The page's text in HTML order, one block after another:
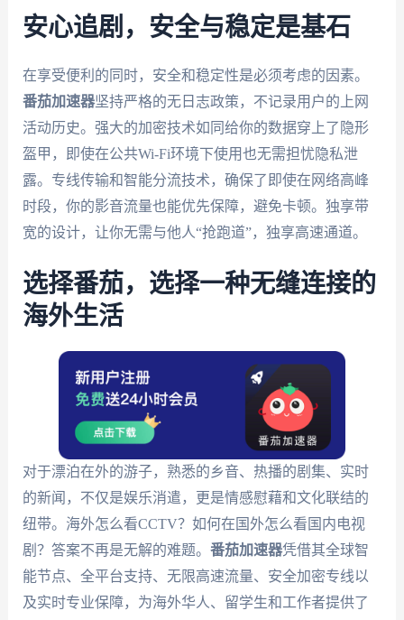
安心追剧，安全与稳定是基石
在享受便利的同时，安全和稳定性是必须考虑的因素。
番茄加速器坚持严格的无日志政策，不记录用户的上网
活动历史。强大的加密技术如同给你的数据穿上了隐形
盔甲，即使在公共Wi-Fi环境下使用也无需担忧隐私泄
露。专线传输和智能分流技术，确保了即使在网络高峰
时段，你的影音流量也能优先保障，避免卡顿。独享带
宽的设计，让你无需与他人“抢跑道”，独享高速通道。
选择番茄，选择一种无缝连接的
海外生活
对于漂泊在外的游子，熟悉的乡音、热播的剧集、实时
的新闻，不仅是娱乐消遣，更是情感慰藉和文化联结的
纽带。海外怎么看CCTV？如何在国外怎么看国内电视
剧？答案不再是无解的难题。 番茄加速器凭借其全球智
能节点、全平台支持、无限高速流量、安全加密专线以
及实时专业保障，为海外华人、留学生和工作者提供了